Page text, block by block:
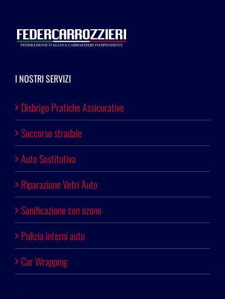
I NOSTRI SERVIZI
Disbrigo Pratiche Assicurative
Soccorso stradale
Auto Sostitutiva
Riparazione Vetri Auto
Sanificazione con ozono
Pulizia interni auto
Car Wrapping